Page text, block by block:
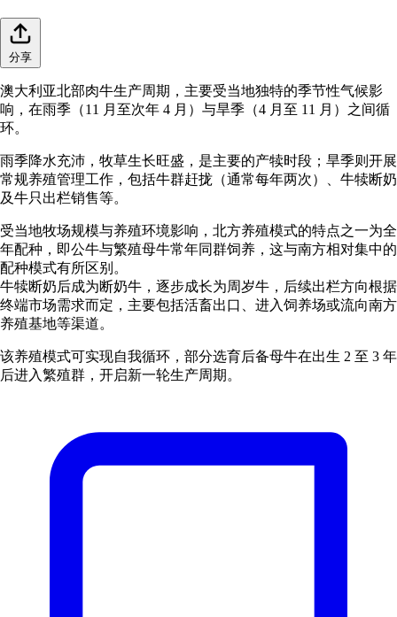
分享
澳大利亚北部肉牛生产周期，主要受当地独特的季节性气候影
响，在雨季（11 月至次年 4 月）与旱季（4 月至 11 月）之间循
环。
雨季降水充沛，牧草生长旺盛，是主要的产犊时段；旱季则开展
常规养殖管理工作，包括牛群赶拢（通常每年两次）、牛犊断奶
及牛只出栏销售等。
受当地牧场规模与养殖环境影响，北方养殖模式的特点之一为全
年配种，即公牛与繁殖母牛常年同群饲养，这与南方相对集中的
配种模式有所区别。
牛犊断奶后成为断奶牛，逐步成长为周岁牛，后续出栏方向根据
终端市场需求而定，主要包括活畜出口、进入饲养场或流向南方
养殖基地等渠道。
该养殖模式可实现自我循环，部分选育后备母牛在出生 2 至 3 年
后进入繁殖群，开启新一轮生产周期。